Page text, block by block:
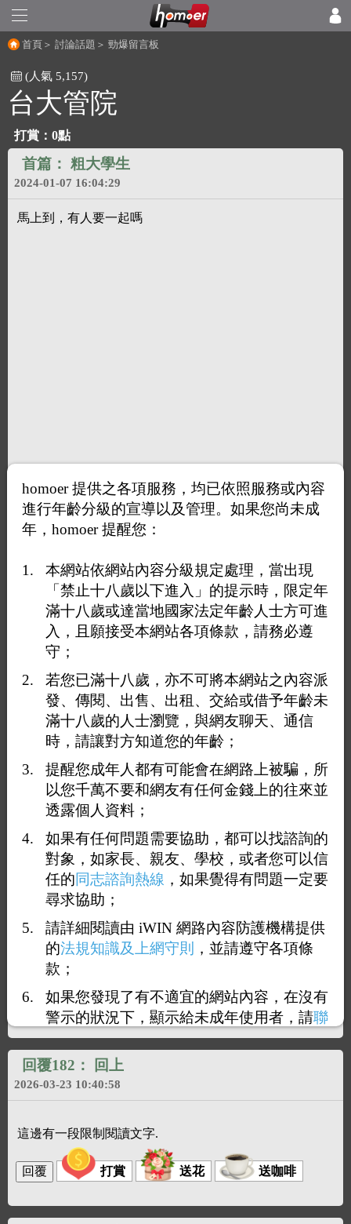
首頁 ＞ 討論話題 ＞ 勁爆留言板
(人氣 5,157)
台大管院
打賞：0點
首篇： 粗大學生
2024-01-07 16:04:29
馬上到，有人要一起嗎
打賞
送花 送咖啡
<< 1 ... 17 19 20 21 ... 26 >>
回覆181：學生肉便器
2026-03-23 10:38:46 （ 140.112.24.240 ）
還有人要來嗎？
回覆182： 回上
2026-03-23 10:40:58
這邊有一段限制閱讀文字.
打賞 送花 送咖啡
homoer 提供之各項服務，均已依照服務或內容
進行年齡分級的宣導以及管理。如果您尚未成
年，homoer 提醒您：
本網站依網站內容分級規定處理，當出現
「禁止十八歲以下進入」的提示時，限定年
滿十八歲或達當地國家法定年齡人士方可進
入，且願接受本網站各項條款，請務必遵
守；
若您已滿十八歲，亦不可將本網站之內容派
發、傳閱、出售、出租、交給或借予年齡未
滿十八歲的人士瀏覽，與網友聊天、通信
時，請讓對方知道您的年齡；
提醒您成年人都有可能會在網路上被騙，所
以您千萬不要和網友有任何金錢上的往來並
透露個人資料；
如果有任何問題需要協助，都可以找諮詢的
對象，如家長、親友、學校，或者您可以信
任的同志諮詢熱線 ，如果覺得有問題一定要
尋求協助；
請詳細閱讀由 iWIN 網路內容防護機構提供
的法規知識及上網守則
，並請遵守各項條
款；
如果您發現了有不適宜的網站內容，在沒有
警示的狀況下，顯示給未成年使用者，請聯
絡我們，謝謝您的合作。